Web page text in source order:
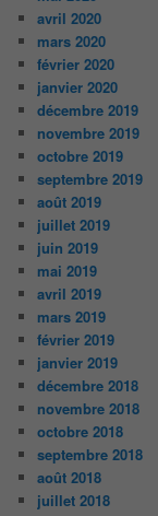
avril 2020
mars 2020
février 2020
janvier 2020
décembre 2019
novembre 2019
octobre 2019
septembre 2019
août 2019
juillet 2019
juin 2019
mai 2019
avril 2019
mars 2019
février 2019
janvier 2019
décembre 2018
novembre 2018
octobre 2018
septembre 2018
août 2018
juillet 2018